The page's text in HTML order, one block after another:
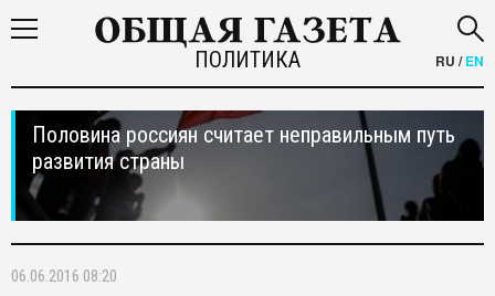
ПОЛИТИКА RU /EN
Половина россиян считает неправильным путь
развития страны
06.06.2016 08:20